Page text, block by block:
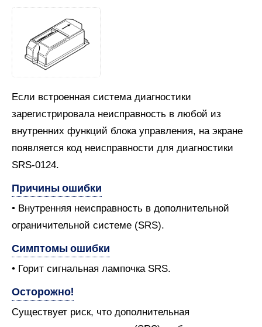
Если встроенная система диагностики
зарегистрировала неисправность в любой из
внутренних функций блока управления, на экране
появляется код неисправности для диагностики
SRS-0124.
Причины ошибки
• Внутренняя неисправность в дополнительной
ограничительной системе (SRS).
Симптомы ошибки
• Горит сигнальная лампочка SRS.
Осторожно!
Существует риск, что дополнительная